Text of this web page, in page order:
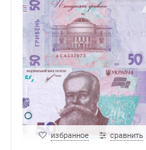
избранное сравнить